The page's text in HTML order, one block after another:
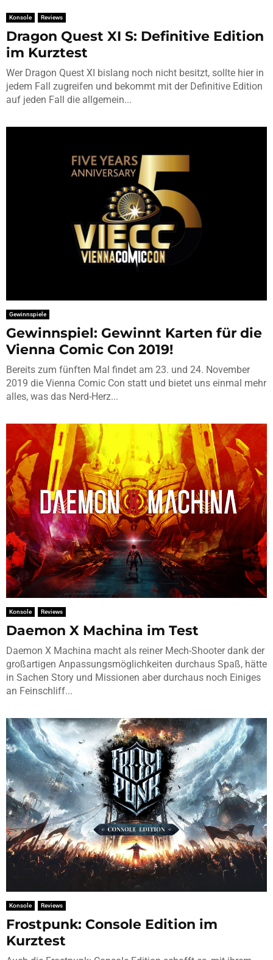
Konsole Reviews
Dragon Quest XI S: Definitive Edition
im Kurztest
Wer Dragon Quest XI bislang noch nicht besitzt, sollte hier in
jedem Fall zugreifen und bekommt mit der Definitive Edition
auf jeden Fall die allgemein...
Gewinnspiele
Gewinnspiel: Gewinnt Karten für die
Vienna Comic Con 2019!
Bereits zum fünften Mal findet am 23. und 24. November
2019 die Vienna Comic Con statt und bietet uns einmal mehr
alles, was das Nerd-Herz...
Konsole Reviews
Daemon X Machina im Test
Daemon X Machina macht als reiner Mech-Shooter dank der
großartigen Anpassungsmöglichkeiten durchaus Spaß, hätte
in Sachen Story und Missionen aber durchaus noch Einiges
an Feinschliff...
Konsole Reviews
Frostpunk: Console Edition im
Kurztest